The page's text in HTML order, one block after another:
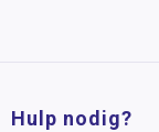
Hulp nodig?